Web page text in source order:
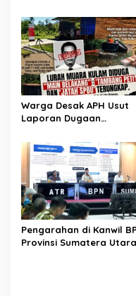
Warga Desak APH Usut
Laporan Dugaan
Muara Kulam
Pengarahan di Kanwil
Provinsi Sumatera